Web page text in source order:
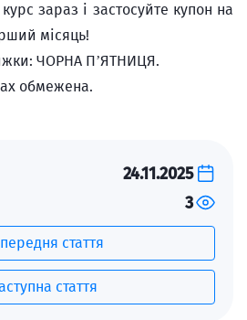
зараз і застосуйте купон на
місяць!
ЧОРНА П’ЯТНИЦЯ.
обмежена.
24.11.2025
3
стаття
стаття